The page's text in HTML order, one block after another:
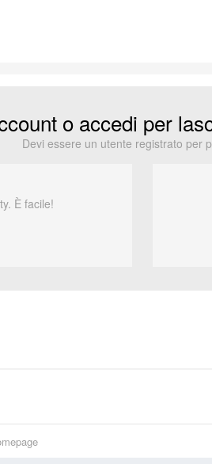
o accedi per
Devi essere un utente registrato per
È facile!